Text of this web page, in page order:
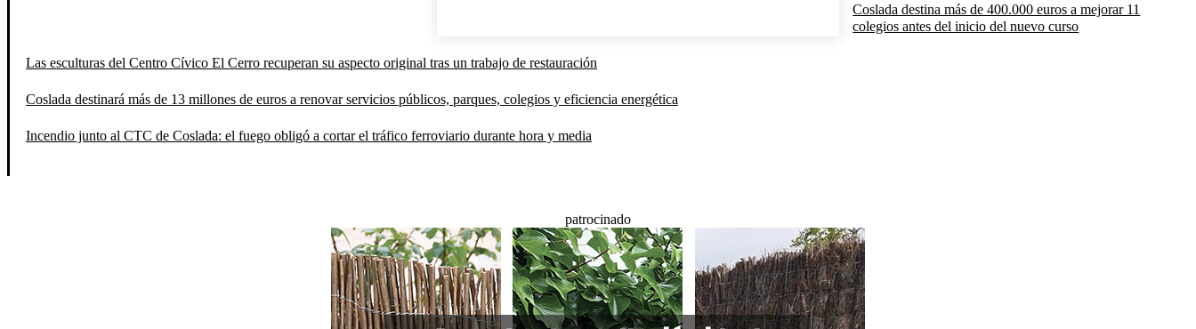
Coslada destina más de 400.000 euros a mejorar 11
colegios antes del inicio del nuevo curso
Las esculturas del Centro Cívico El Cerro recuperan su aspecto original tras un trabajo de restauración
Coslada destinará más de 13 millones de euros a renovar servicios públicos, parques, colegios y eficiencia energética
Incendio junto al CTC de Coslada: el fuego obligó a cortar el tráfico ferroviario durante hora y media
patrocinado